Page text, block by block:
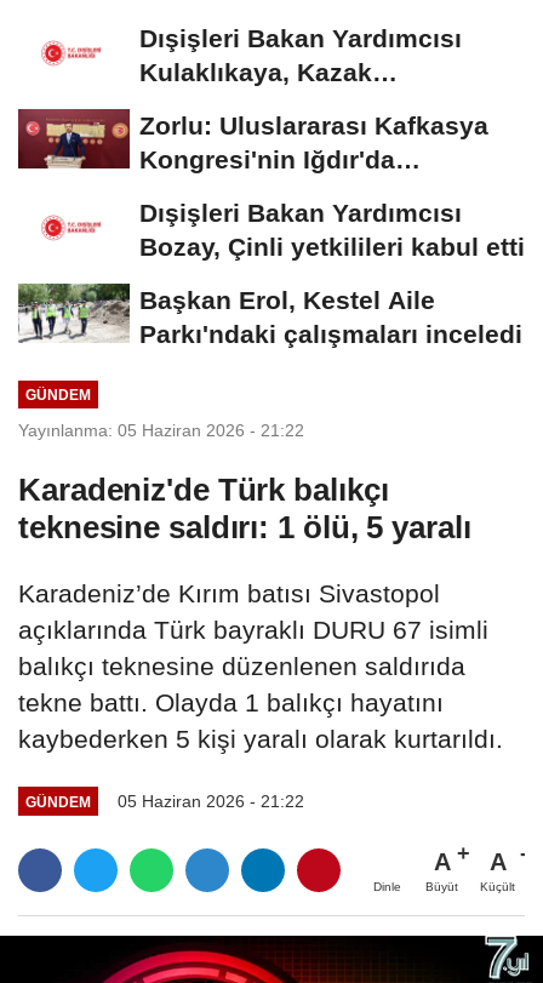
Dışişleri Bakan Yardımcısı
Kulaklıkaya, Kazak
Zorlu: Uluslararası Kafkasya
Kongresi'nin Iğdır'da
Dışişleri Bakan Yardımcısı
Bozay, Çinli yetkilileri kabul etti
Başkan Erol, Kestel Aile
Parkı'ndaki çalışmaları inceledi
GÜNDEM
Yayınlanma: 05 Haziran 2026 - 21:22
Karadeniz'de Türk balıkçı
teknesine saldırı: 1 ölü, 5 yaralı
Karadeniz’de Kırım batısı Sivastopol
açıklarında Türk bayraklı DURU 67 isimli
balıkçı teknesine düzenlenen saldırıda
tekne battı. Olayda 1 balıkçı hayatını
kaybederken 5 kişi yaralı olarak kurtarıldı.
GÜNDEM 05 Haziran 2026 - 21:22
Dinle
A
Büyüt
A
Küçült